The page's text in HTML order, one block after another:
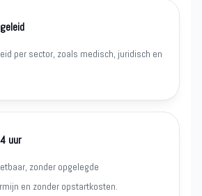
per sector, zoals medisch, juridisch en
uur
zonder opgelegde
en zonder opstartkosten.